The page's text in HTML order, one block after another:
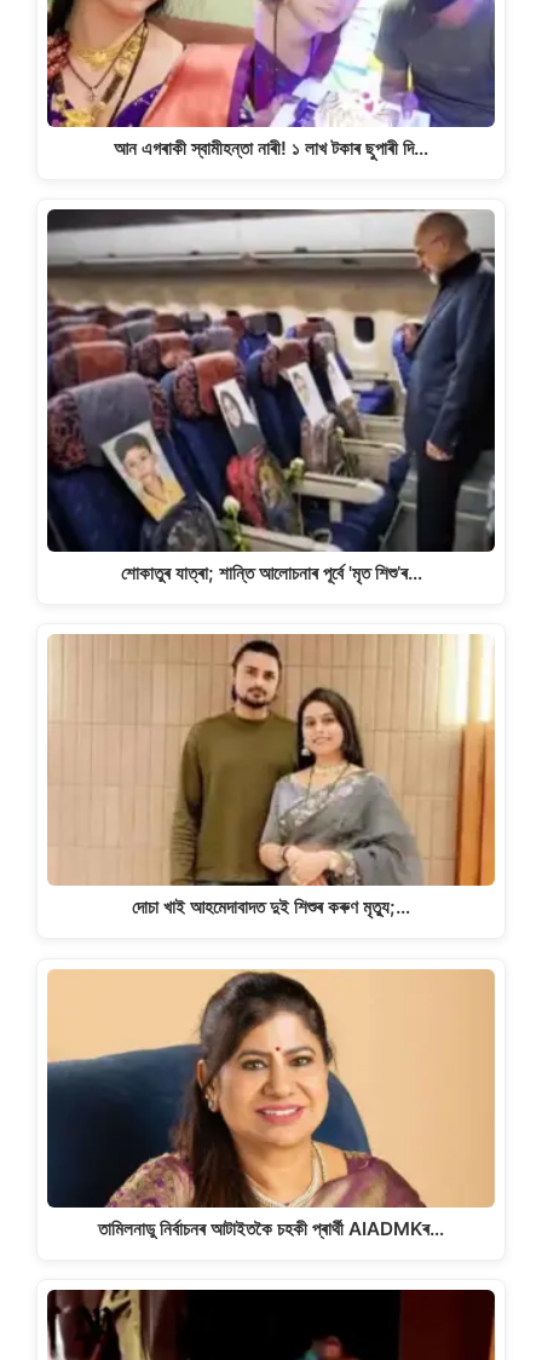
আন এগৰাকী স্বামীহন্তা নাৰী! ১ লাখ টকাৰ ছুপাৰী দি…
শোকাতুৰ যাত্ৰা; শান্তি আলোচনাৰ পূৰ্বে 'মৃত শিশু’ৰ…
দোচা খাই আহমেদাবাদত দুই শিশুৰ কৰুণ মৃত্যু;…
তামিলনাডু নিৰ্বাচনৰ আটাইতকৈ চহকী প্ৰাৰ্থী AIADMKৰ…